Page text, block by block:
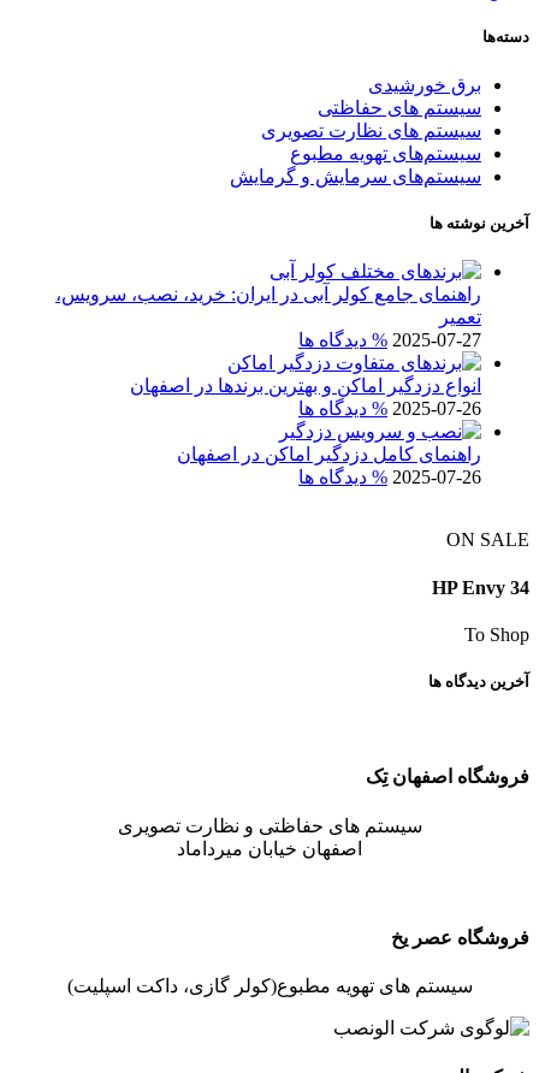
دسته‌ها
برق خورشیدی
سیستم های حفاظتی
سیستم های نظارت تصویری
سیستم‌های تهویه مطبوع
سیستم‌های سرمایش و گرمایش
آخرین نوشته ها
راهنمای جامع کولر آبی در ایران: خرید، نصب، سرویس،
تعمیر
2025-07-27 % دیدگاه ها
انواع دزدگیر اماکن و بهترین برندها در اصفهان
2025-07-26 % دیدگاه ها
راهنمای کامل دزدگیر اماکن در اصفهان
2025-07-26 % دیدگاه ها
ON SALE
HP Envy 34
To Shop
آخرین دیدگاه ها
فروشگاه اصفهان تِک
سیستم های حفاظتی و نظارت تصویری
اصفهان خیابان میرداماد
فروشگاه عصر یخ
سیستم های تهویه مطبوع(کولر گازی، داکت اسپلیت)